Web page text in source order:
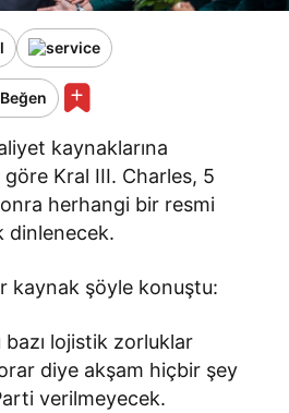
Beğen
kaynaklarına
göre Kral III. Charles, 5
herhangi bir resmi
dinlenecek.
kaynak şöyle konuştu:
bazı lojistik zorluklar
diye akşam hiçbir şey
verilmeyecek.